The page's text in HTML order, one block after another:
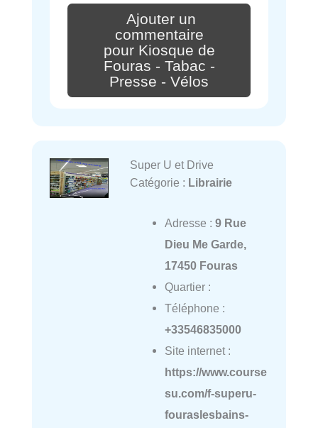
Ajouter un
commentaire
pour Kiosque de
Fouras - Tabac -
Presse - Vélos
Super U et Drive
Catégorie : Librairie
Adresse : 9 Rue
Dieu Me Garde,
17450 Fouras
Quartier :
Téléphone :
+33546835000
Site internet :
https://www.course
su.com/f-superu-
fouraslesbains-